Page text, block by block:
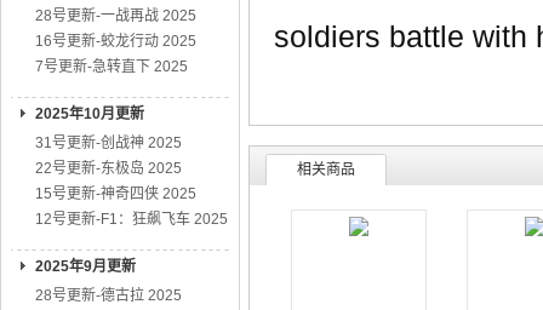
28号更新-一战再战 2025
16号更新-蛟龙行动 2025
7号更新-急转直下 2025
2025年10月更新
31号更新-创战神 2025
22号更新-东极岛 2025
15号更新-神奇四侠 2025
12号更新-F1：狂飙飞车 2025
2025年9月更新
28号更新-德古拉 2025
soldiers battle with
相关商品